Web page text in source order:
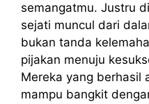
semangatmu. Justru
sejati muncul dari
bukan tanda
pijakan menuju
Mereka yang berhasil
mampu bangkit